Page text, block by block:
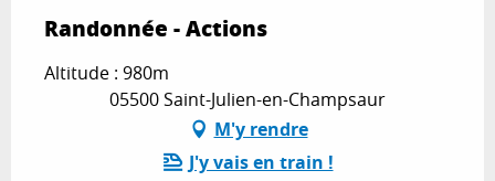
Randonnée - Actions
Altitude : 980m
05500 Saint-Julien-en-Champsaur
M'y rendre
J'y vais en train !